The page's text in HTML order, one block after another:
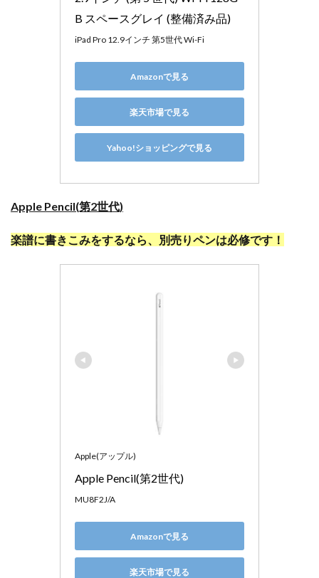
B スペースグレイ (整備済み品)
iPad Pro 12.9インチ 第5世代 Wi-Fi
Amazonで見る
楽天市場で見る
Yahoo!ショッピングで見る
Apple Pencil(第2世代)
楽譜に書きこみをするなら、別売りペンは必修です！
Apple(アップル)
Apple Pencil(第2世代)
MU8F2J/A
Amazonで見る
楽天市場で見る